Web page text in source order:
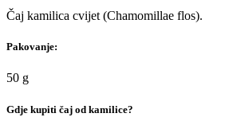
Čaj kamilica cvijet (Chamomillae flos).
Pakovanje:
50 g
Gdje kupiti čaj od kamilice?